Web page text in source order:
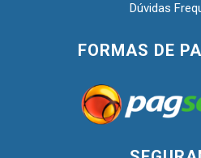
Dúvidas
FORMAS DE